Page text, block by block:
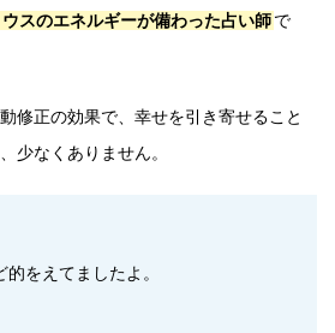
スのエネルギーが備わった占い師で
修正の効果で、幸せを引き寄せること
少なくありません。
をえてましたよ。